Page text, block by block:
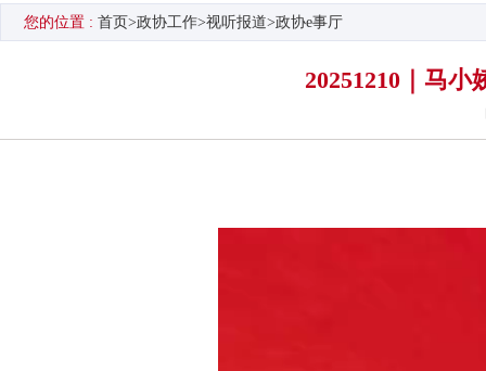
您的位置 : 首页>政协工作>视听报道>政协e事厅
20251210｜马